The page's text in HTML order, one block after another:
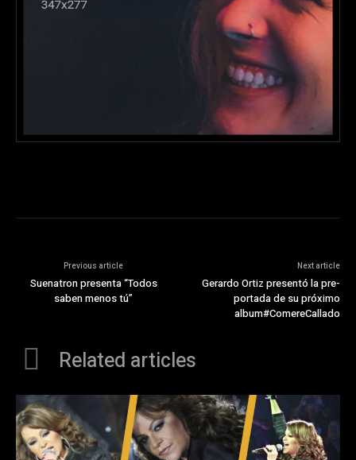
Previous article
Suenatron presenta “Todos
saben menos tú”
Next article
Gerardo Ortiz presentó la pre-
portada de su próximo
album#ComereCallado
Related articles